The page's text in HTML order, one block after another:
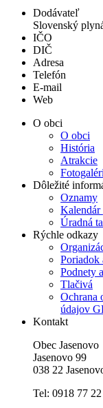
Dodávateľ
Slovenský
IČO
DIČ
Adresa
Telefón
E-mail
Web
O obci
O obci
História
Atrakcie
Dôležité
Oznamy
Kalendár
Úradná
Rýchle odkazy
Poriadok
Podnety
Tlačivá
Ochrana
údajov
Kontakt
Obec Jasenovo
Jasenovo 99
038 22
Tel: 0918 77